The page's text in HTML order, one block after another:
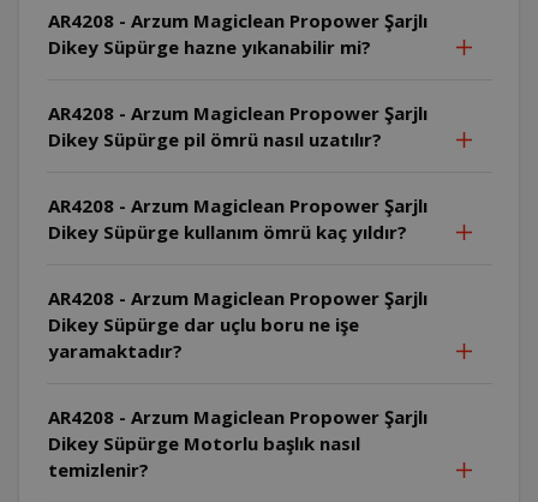
AR4208 - Arzum Magiclean Propower Şarjlı
Dikey Süpürge hazne yıkanabilir mi?
AR4208 - Arzum Magiclean Propower Şarjlı
Dikey Süpürge pil ömrü nasıl uzatılır?
AR4208 - Arzum Magiclean Propower Şarjlı
Dikey Süpürge kullanım ömrü kaç yıldır?
AR4208 - Arzum Magiclean Propower Şarjlı
Dikey Süpürge dar uçlu boru ne işe
yaramaktadır?
AR4208 - Arzum Magiclean Propower Şarjlı
Dikey Süpürge Motorlu başlık nasıl
temizlenir?